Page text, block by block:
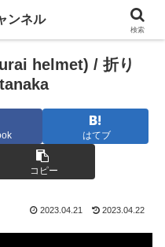
helmet) / 折り
はてブ
コピー
2023.04.21 2023.04.22
ンネル
検索